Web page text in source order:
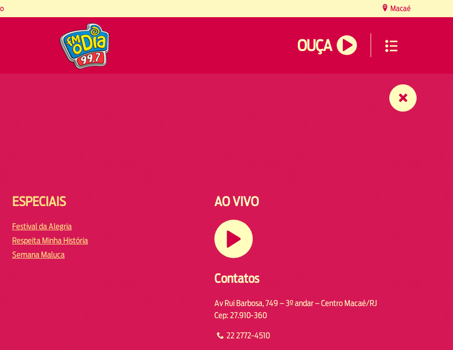
Macaé
OUÇA
ESPECIAIS
Festival da Alegria
Respeita Minha História
Semana Maluca
AO VIVO
Contatos
Av Rui Barbosa, 749 – 3º andar – Centro Macaé/RJ
Cep: 27.910-360
22 2772-4510